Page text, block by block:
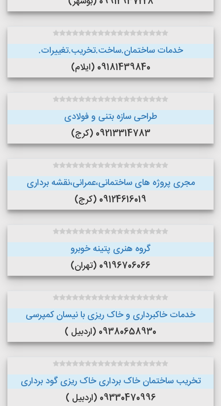
خدمات ساختمان.ساخت.تخریب.تغییرات.
09181439840 (ایلام)
طراحی سازه بتنی و فولادی
09213314783 (کرج)
مجری پروژه های ساختمانی،عمرانی،نقشه برداری
09124616019 (کرج)
گروه هنری پتینه خوبرو
09196706066 (تهران)
خدمات خاکبرداری و خاک ریزی با نیسان کمپرسی
09380658930 (اردبیل )
تخریب ساختمان خاک برداری خاک ریزی گود برداری
09330470996 (اردبیل )